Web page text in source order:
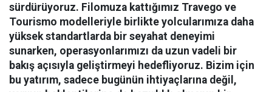
sürdürüyoruz. Filomuza kattığımız Travego ve
Tourismo modelleriyle birlikte yolcularımıza daha
yüksek standartlarda bir seyahat deneyimi
sunarken, operasyonlarımızı da uzun vadeli bir
bakış açısıyla geliştirmeyi hedefliyoruz. Bizim için
bu yatırım, sadece bugünün ihtiyaçlarına değil,